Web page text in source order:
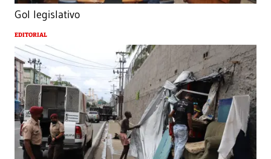
Gol legislativo
EDITORIAL